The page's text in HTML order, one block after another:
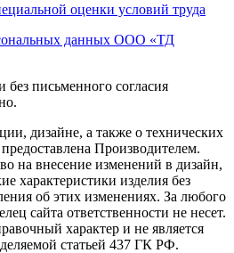
оценки условий труда
данных ООО «ТД
письменного согласия
дизайне, а также о технических
Производителем.
на внесение изменений в дизайн,
характеристики изделия без
об этих изменениях. За любого
сайта ответственности не несет.
характер и не является
статьей 437 ГК РФ.